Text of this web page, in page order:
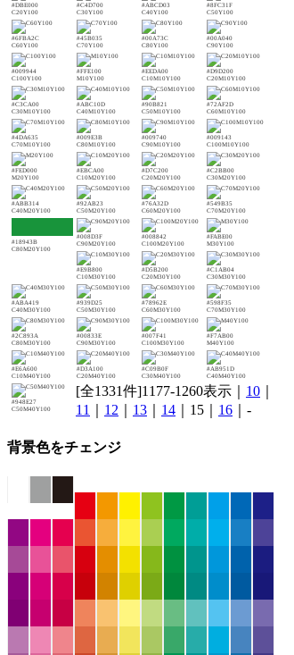
#DBE000
C20Y100
#C4D700
C30Y100
#ABCD03
C40Y100
#8FC31F
C50Y100
#6FBA2C
C60Y100
#45B035
C70Y100
#00A73C
C80Y100
#00A040
C90Y100
#009944
C100Y100
#FFE100
M10Y100
#EEDA00
C10M10Y100
#D9D200
C20M10Y100
#C3CA00
C30M10Y100
#ABC10D
C40M10Y100
#90B821
C50M10Y100
#72AF2D
C60M10Y100
#4DA635
C70M10Y100
#009E3B
C80M10Y100
#009740
C90M10Y100
#009143
C100M10Y100
#FED000
M20Y100
#EBCA00
C10M20Y100
#D7C200
C20M20Y100
#C2BB00
C30M20Y100
#ABB314
C40M20Y100
#92AB23
C50M20Y100
#76A32D
C60M20Y100
#549B35
C70M20Y100
#18943B
C80M20Y100
#008D3F
C90M20Y100
#008842
C100M20Y100
#FABE00
M30Y100
#E9B800
C10M30Y100
#D5B200
C20M30Y100
#C1AB04
C30M30Y100
#ABA419
C40M30Y100
#939D25
C50M30Y100
#78962E
C60M30Y100
#598F35
C70M30Y100
#2C893A
C80M30Y100
#00833E
C90M30Y100
#007F41
C100M30Y100
#F7AB00
M40Y100
#E6A600
C10M40Y100
#D3A100
C20M40Y100
#C09B0F
C30M40Y100
#AB951D
C40M40Y100
#948E27
C50M40Y100
[全1331件]1177-1260表示｜ 10
11
12 13 14 ｜15｜ 16 ｜-
背景色をチェンジ